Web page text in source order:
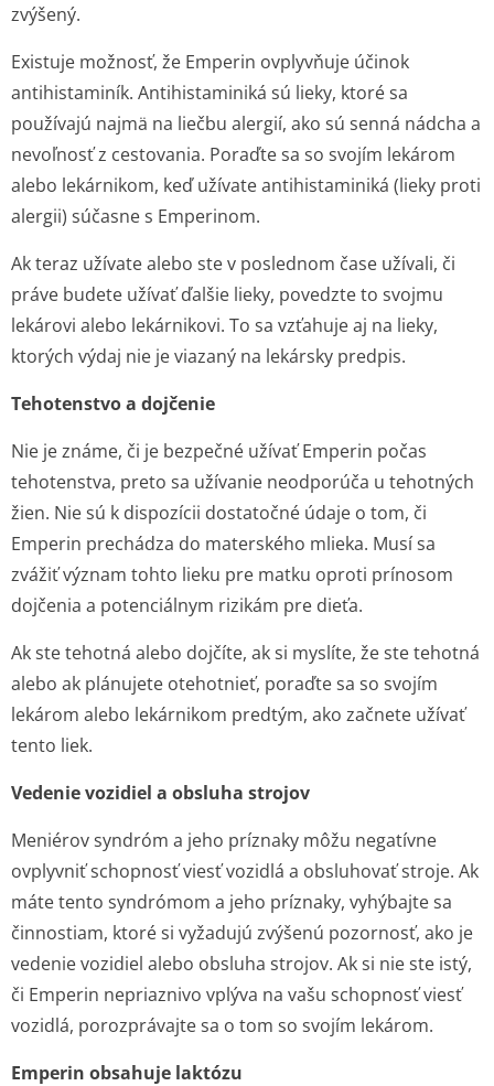
zvýšený.
Existuje možnosť, že Emperin ovplyvňuje účinok
antihistaminík. Antihistaminiká sú lieky, ktoré sa
používajú najmä na liečbu alergií, ako sú senná nádcha a
nevoľnosť z cestovania. Poraďte sa so svojím lekárom
alebo lekárnikom, keď užívate antihistaminiká (lieky proti
alergii) súčasne s Emperinom.
Ak teraz užívate alebo ste v poslednom čase užívali, či
práve budete užívať ďalšie lieky, povedzte to svojmu
lekárovi alebo lekárnikovi. To sa vzťahuje aj na lieky,
ktorých výdaj nie je viazaný na lekársky predpis.
Tehotenstvo a dojčenie
Nie je známe, či je bezpečné užívať Emperin počas
tehotenstva, preto sa užívanie neodporúča u tehotných
žien. Nie sú k dispozícii dostatočné údaje o tom, či
Emperin prechádza do materského mlieka. Musí sa
zvážiť význam tohto lieku pre matku oproti prínosom
dojčenia a potenciálnym rizikám pre dieťa.
Ak ste tehotná alebo dojčíte, ak si myslíte, že ste tehotná
alebo ak plánujete otehotnieť, poraďte sa so svojím
lekárom alebo lekárnikom predtým, ako začnete užívať
tento liek.
Vedenie vozidiel a obsluha strojov
Meniérov syndróm a jeho príznaky môžu negatívne
ovplyvniť schopnosť viesť vozidlá a obsluhovať stroje. Ak
máte tento syndrómom a jeho príznaky, vyhýbajte sa
činnostiam, ktoré si vyžadujú zvýšenú pozornosť, ako je
vedenie vozidiel alebo obsluha strojov. Ak si nie ste istý,
či Emperin nepriaznivo vplýva na vašu schopnosť viesť
vozidlá, porozprávajte sa o tom so svojím lekárom.
Emperin obsahuje laktózu